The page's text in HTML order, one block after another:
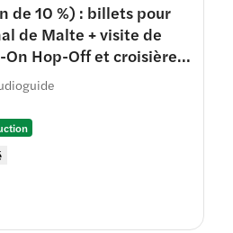
de 10 %) : billets pour
de Malte + visite de
Hop-Off et croisière